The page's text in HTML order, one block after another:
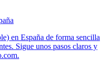
en España de forma sencilla
Sigue unos pasos claros y